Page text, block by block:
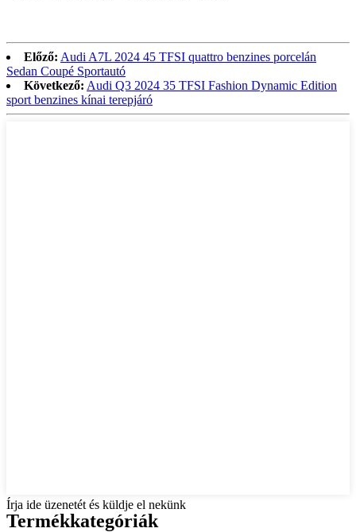
Előző: Audi A7L 2024 45 TFSI quattro benzines porcelán
Sedan Coupé Sportautó
Következő: Audi Q3 2024 35 TFSI Fashion Dynamic Edition
sport benzines kínai terepjáró
Írja ide üzenetét és küldje el nekünk
Termékkategóriák